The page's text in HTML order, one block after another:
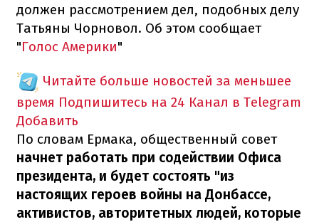
должен рассмотрением дел, подобных делу
Татьяны Чорновол. Об этом сообщает
"Голос Америки"
Читайте больше новостей за меньшее
время Подпишитесь на 24 Канал в Telegram
Добавить
По словам Ермака, общественный совет
начнет работать при содействии Офиса
президента, и будет состоять "из
настоящих героев войны на Донбассе,
активистов, авторитетных людей, которые